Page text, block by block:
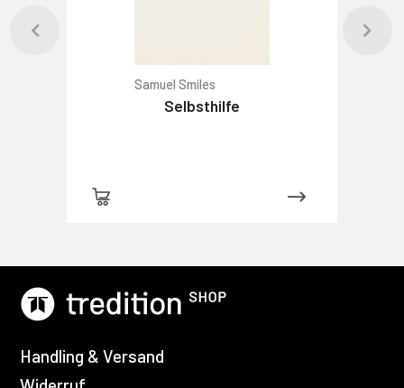
Samuel Smiles
Selbsthilfe
Handling & Versand